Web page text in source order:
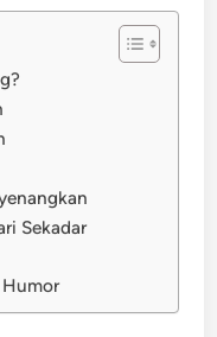
Sekadar